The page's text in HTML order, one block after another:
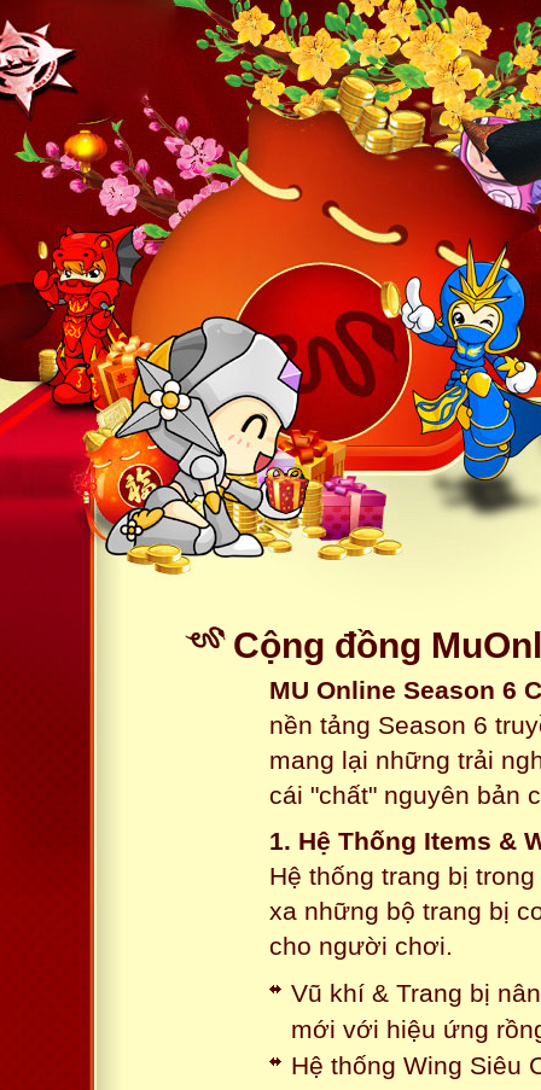
Cộng đồng
MU Online Season 6
nền tảng Season 6
mang lại những trải
cái "chất" nguyên bản
1. Hệ Thống Items &
Hệ thống trang bị
xa những bộ trang bị
cho người chơi.
Vũ khí & Trang bị
mới với hiệu ứng
Hệ thống Wing Siêu